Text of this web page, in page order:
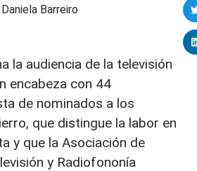
Daniela Barreiro
la audiencia de la televisión
encabeza con 44
de nominados a los
que distingue la labor en
y que la Asociación de
y Radiofononía